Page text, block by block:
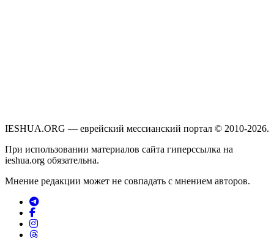
IESHUA.ORG — еврейский мессианский портал © 2010-2026.
При использовании материалов сайта гиперссылка на
ieshua.org обязательна.
Мнение редакции может не совпадать с мнением авторов.